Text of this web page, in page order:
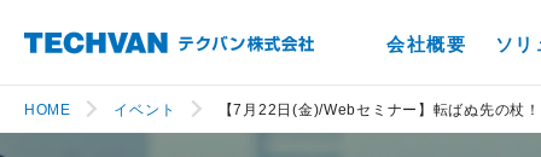
会社概要 ソリ
HOME イベント 【7月22日(金)/Webセミナー】転ばぬ先の杖